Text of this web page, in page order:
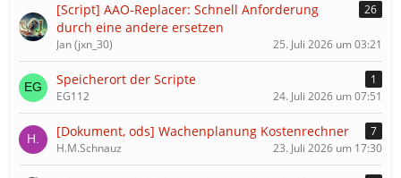
[Script] AAO-Replacer: Schnell Anforderung
durch eine andere ersetzen
26
Jan (jxn_30) 25. Juli 2026 um 03:21
Speicherort der Scripte
1
EG112
24. Juli 2026 um 07:51
[Dokument, ods] Wachenplanung Kostenrechner
7
H.M.Schnauz
23. Juli 2026 um 17:30